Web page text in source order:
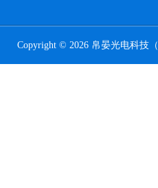
Copyright © 2026 帛晏光电科技